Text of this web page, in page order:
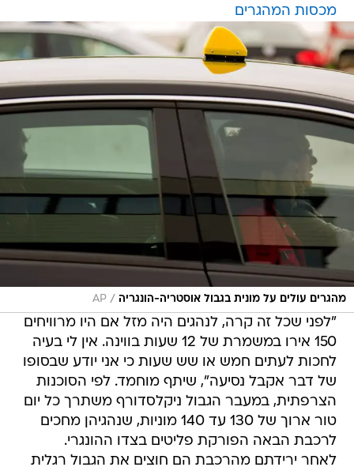
מכסות המהגרים
מהגרים עולים על מונית בגבול אוסטריה-הונגריה /
AP
"לפני שכל זה קרה, לנהגים היה מזל אם היו מרוויחים
150 אירו במשמרת של 12 שעות בווינה. אין לי בעיה
לחכות לעתים חמש או שש שעות כי אני יודע שבסופו
של דבר אקבל נסיעה", שיתף מוחמד. לפי הסוכנות
הצרפתית, במעבר הגבול ניקלסדורף משתרך כל יום
טור ארוך של 130 עד 140 מוניות, שנהגיהן מחכים
לרכבת הבאה הפורקת פליטים בצדו ההונגרי.
לאחר ירידתם מהרכבת הם חוצים את הגבול רגלית